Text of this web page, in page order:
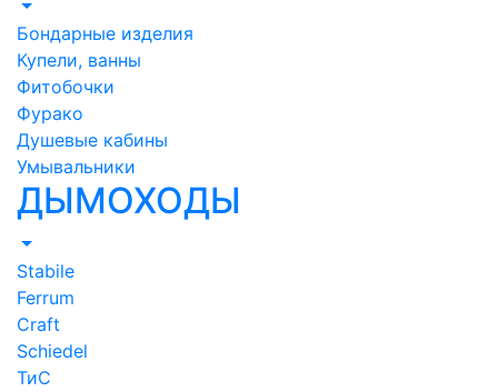
Бондарные изделия
Купели, ванны
Фитобочки
Фурако
Душевые кабины
Умывальники
ДЫМОХОДЫ
Stabile
Ferrum
Craft
Schiedel
ТиС